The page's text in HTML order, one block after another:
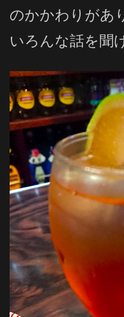
のかかわりがあ
いろんな話を聞